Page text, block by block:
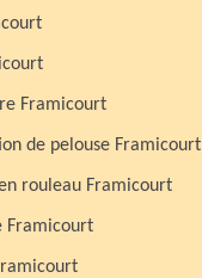
Framicourt
de pelouse Framicourt
rouleau Framicourt
Framicourt